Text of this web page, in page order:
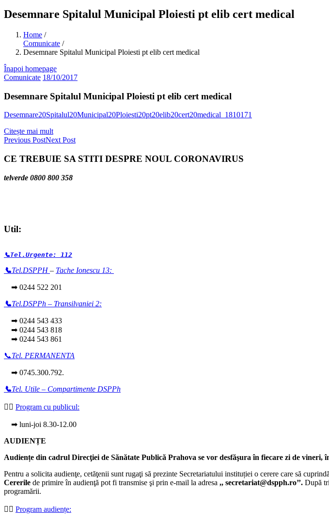
Desemnare Spitalul Municipal Ploiesti pt elib cert medical
Home /
Comunicate /
Desemnare Spitalul Municipal Ploiesti pt elib cert medical
Înapoi homepage
Comunicate 18/10/2017
Desemnare Spitalul Municipal Ploiesti pt elib cert medical
Desemnare20Spitalul20Municipal20Ploiesti20pt20elib20cert20medical_1810171
Citește mai mult
Previous PostNext Post
CE TREBUIE SA STITI DESPRE NOUL CORONAVIRUS
telverde 0800 800 358
Util:
📞Tel.Urgente: 112
📞Tel.DSPPH– Tache Ionescu 13:
➡ 0244 522 201
📞Tel.DSPPh – Transilvaniei 2:
➡ 0244 543 433
➡ 0244 543 818
➡ 0244 543 861
📞Tel. PERMANENTA
➡ 0745.300.792.
📞Tel. Utile – Compartimente DSPPh
👩‍⚕️ Program cu publicul:
➡ luni-joi 8.30-12.00
AUDIENȚE
Audiențe din cadrul Direcţiei de Sănătate Publică Prahova se vor desfăşura în fiecare zi de vineri,
Pentru a solicita audienţe, cetăţenii sunt rugaţi să prezinte Secretariatului instituției o cerere care să
Cererile de primire în audienţă pot fi transmise şi prin e-mail la adresa ,, secretariat@dspph.ro’’. După
programării.
👩‍⚕️ Program audiențe: